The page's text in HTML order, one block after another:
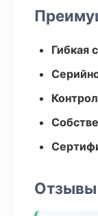
Гибкая
Отзывы